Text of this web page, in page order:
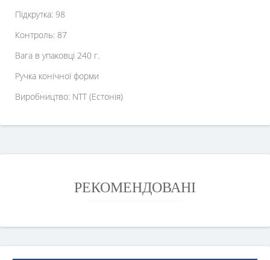
Підкрутка: 98
Контроль: 87
Вага в упаковці 240 г.
Ручка конічної форми
Виробництво: NTT (Естонія)
РЕКОМЕНДОВАНІ